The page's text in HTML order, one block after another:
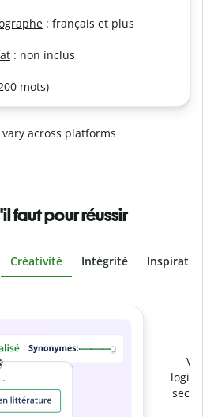
: français et plus
: non inclus
mots)
across platforms
faut pour réussir
Créativité Intégrité
sont 100 % les vôtres grâce au
votre document en quelques
citations manquantes dans plus
langues.